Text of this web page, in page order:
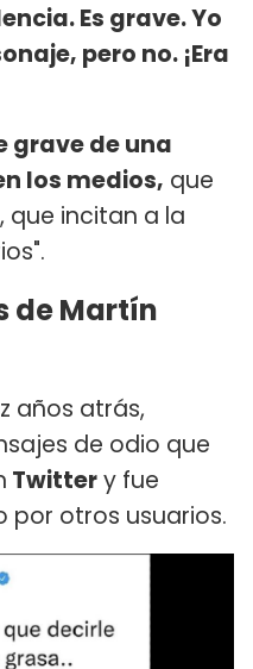
Es grave. Yo
pero no. ¡Era
grave de una
los medios, que
que incitan a la
de Martín
años atrás,
de odio que
Twittery fue
otros usuarios.